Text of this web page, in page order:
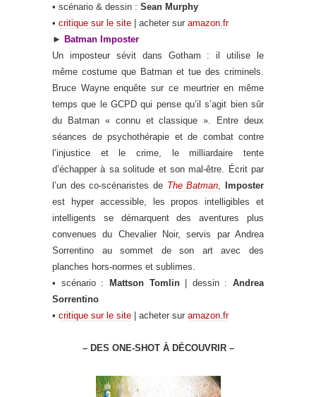
• scénario & dessin : Sean Murphy
• critique sur le site | acheter sur amazon.fr
► Batman Imposter
Un imposteur sévit dans Gotham : il utilise le
même costume que Batman et tue des criminels.
Bruce Wayne enquête sur ce meurtrier en même
temps que le GCPD qui pense qu’il s’agit bien sûr
du Batman « connu et classique ». Entre deux
séances de psychothérapie et de combat contre
l’injustice et le crime, le milliardaire tente
d’échapper à sa solitude et son mal-être. Écrit par
l’un des co-scénaristes de The Batman ,Imposter
est hyper accessible, les propos intelligibles et
intelligents se démarquent des aventures plus
convenues du Chevalier Noir, servis par Andrea
Sorrentino au sommet de son art avec des
planches hors-normes et sublimes.
• scénario : Mattson Tomlin | dessin : Andrea
Sorrentino
• critique sur le site | acheter sur amazon.fr
– DES ONE-SHOT À DÉCOUVRIR –